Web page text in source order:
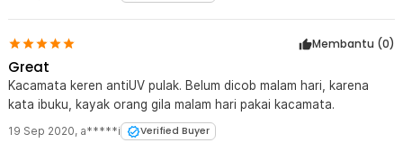
Membantu (0)
Great
Kacamata keren antiUV pulak. Belum dicob malam hari, karena
kata ibuku, kayak orang gila malam hari pakai kacamata.
19 Sep 2020, a*****i Verified Buyer